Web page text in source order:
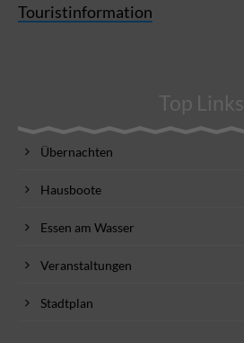
Touristinformation
Top Links
Übernachten
Hausboote
Essen am Wasser
Veranstaltungen
Stadtplan